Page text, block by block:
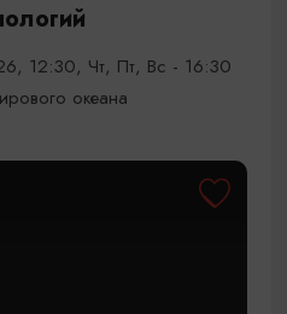
12:30, Чт, Пт, Вс - 16:30
океана